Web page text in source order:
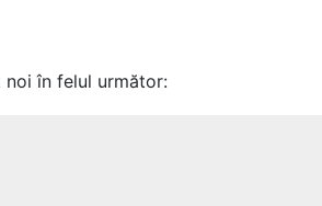
în felul următor: